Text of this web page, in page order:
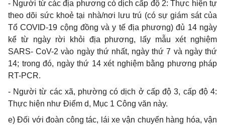
- Người từ các địa phương có dịch cấp độ 2: Thực hiện tự
theo dõi sức khoẻ tại nhà/nơi lưu trú (có sự giám sát của
Tổ COVID-19 cộng đồng và y tế địa phương) đủ 14 ngày
kể từ ngày rời khỏi địa phương, lấy mẫu xét nghiệm
SARS- CoV-2 vào ngày thứ nhất, ngày thứ 7 và ngày thứ
14; trong đó, ngày thứ 14 xét nghiệm bằng phương pháp
RT-PCR.
- Người từ các xã, phường có dịch ở cấp độ 3, cấp độ 4:
Thực hiện như Điểm d, Mục 1 Công văn này.
e) Đối với đoàn công tác, lái xe vận chuyển hàng hóa, vận